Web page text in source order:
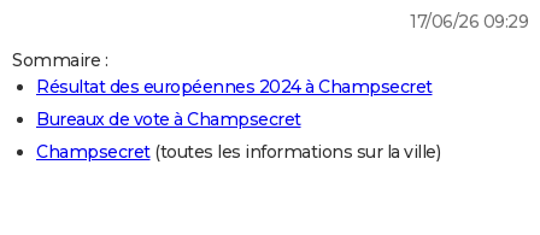
Guides de France
Escapades
Patrimoine
Expositions
Musées
Week-end nature
LIFESTYLE
Art de vivre
Bien-être
Loisirs
Mode
Modes de vie
17/06/26 09:29
Sommaire :
Résultat des européennes 2024 à Champsecret
Bureaux de vote à Champsecret
Champsecret(toutes les informations sur la ville)